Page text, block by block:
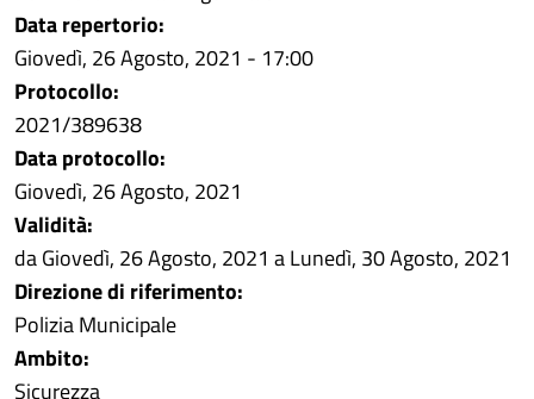
Data repertorio:
Giovedì, 26 Agosto, 2021 - 17:00
Protocollo:
2021/389638
Data protocollo:
Giovedì, 26 Agosto, 2021
Validità:
daGiovedì, 26 Agosto, 2021 aLunedì, 30 Agosto, 2021
Direzione di riferimento:
Polizia Municipale
Ambito:
Sicurezza